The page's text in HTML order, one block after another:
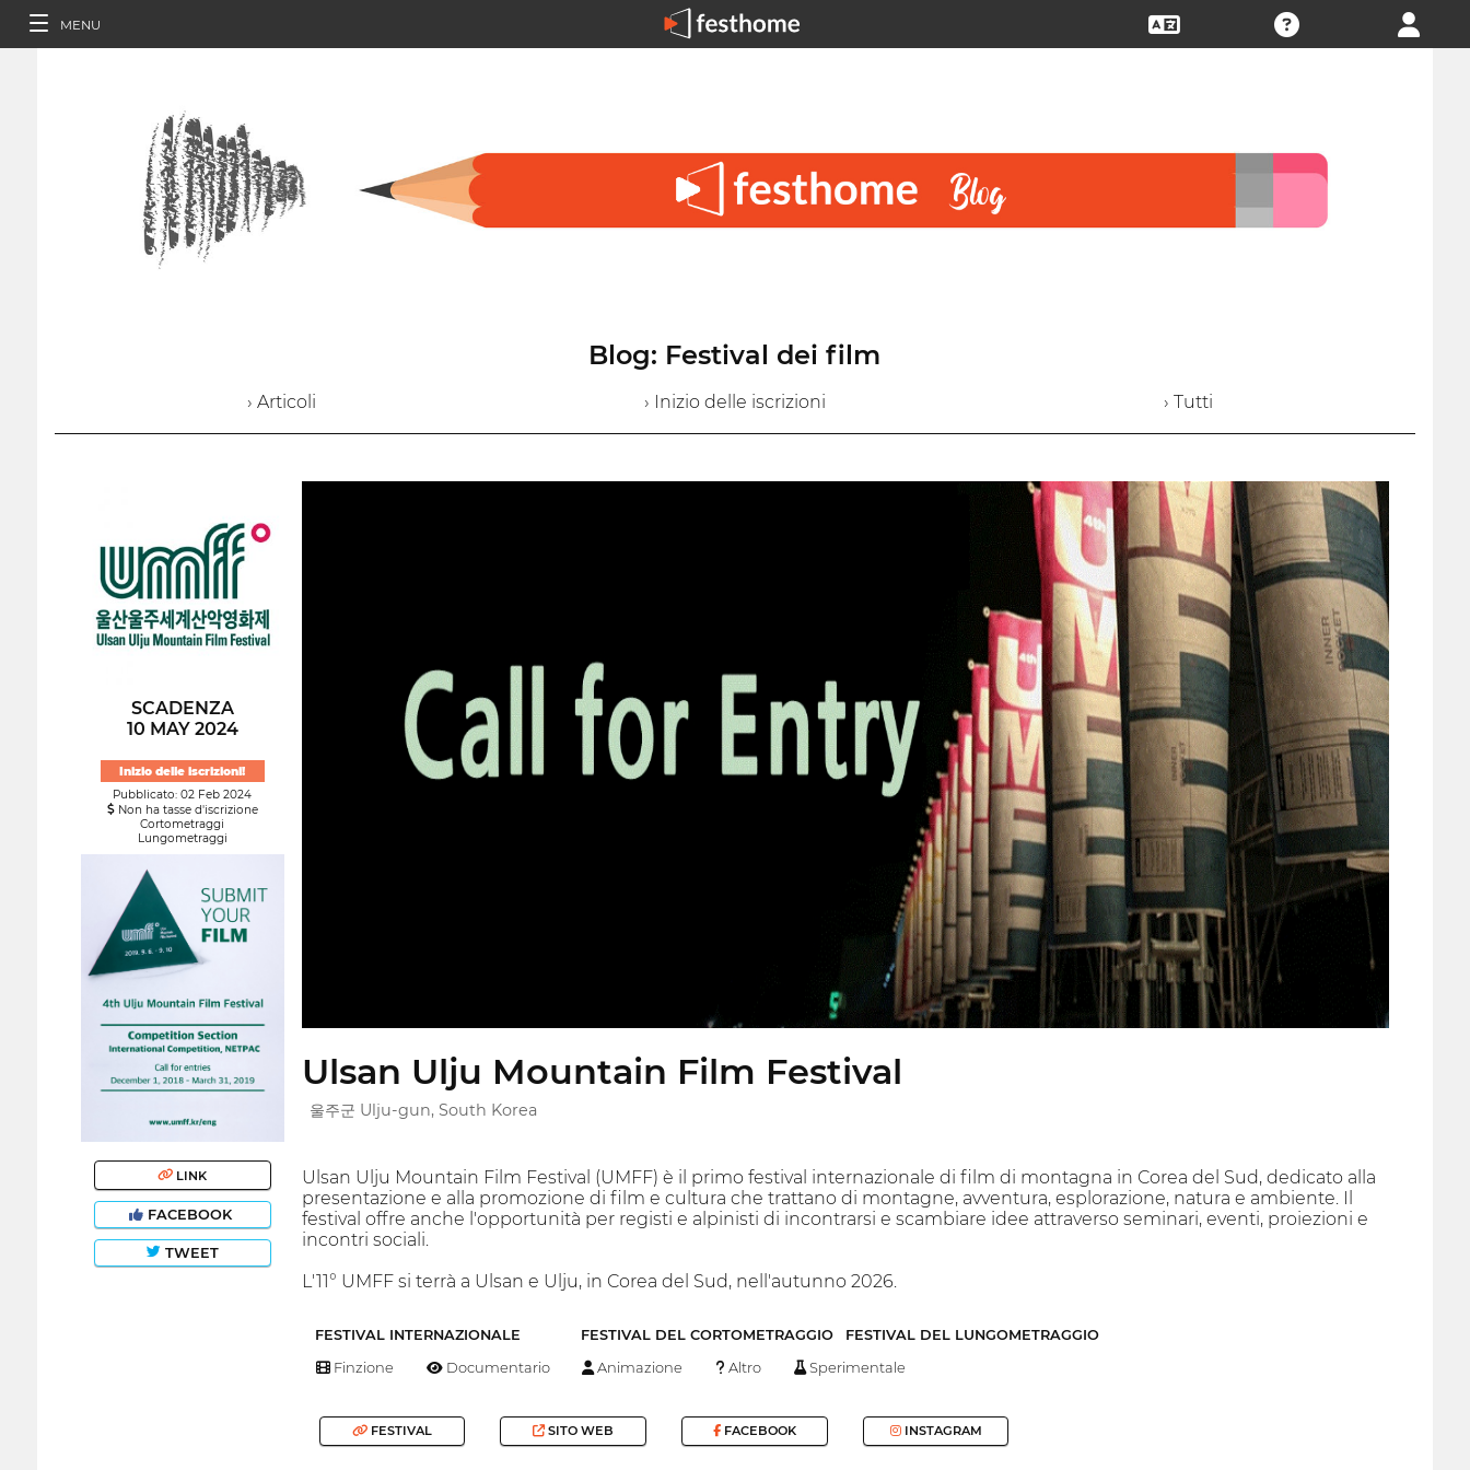
MENU
Blog: Festival dei film
› Articoli › Inizio delle iscrizioni › Tutti
SCADENZA
10 MAY 2024
Inizio delle iscrizioni!
Pubblicato: 02 Feb 2024
Non ha tasse d'iscrizione
Cortometraggi
Lungometraggi
LINK
FACEBOOK
TWEET
Ulsan Ulju Mountain Film Festival
울주군 Ulju-gun, South Korea
Ulsan Ulju Mountain Film Festival (UMFF) è il primo festival internazionale di film di montagna in Corea del Sud, dedicato alla
presentazione e alla promozione di film e cultura che trattano di montagne, avventura, esplorazione, natura e ambiente. Il
festival offre anche l'opportunità per registi e alpinisti di incontrarsi e scambiare idee attraverso seminari, eventi, proiezioni e
incontri sociali.
L'11° UMFF si terrà a Ulsan e Ulju, in Corea del Sud, nell'autunno 2026.
FESTIVAL INTERNAZIONALE FESTIVAL DEL CORTOMETRAGGIO FESTIVAL DEL LUNGOMETRAGGIO
Finzione Documentario Animazione Altro Sperimentale
FESTIVAL SITO WEB FACEBOOK INSTAGRAM